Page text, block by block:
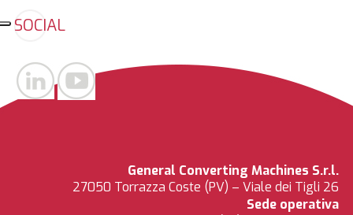
SOCIAL
General Converting Machines S.r.l.
27050 Torrazza Coste (PV) – Viale dei Tigli 26
Sede operativa